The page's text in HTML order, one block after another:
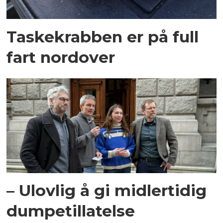
Taskekrabben er på full
fart nordover
– Ulovlig å gi midlertidig
dumpetillatelse